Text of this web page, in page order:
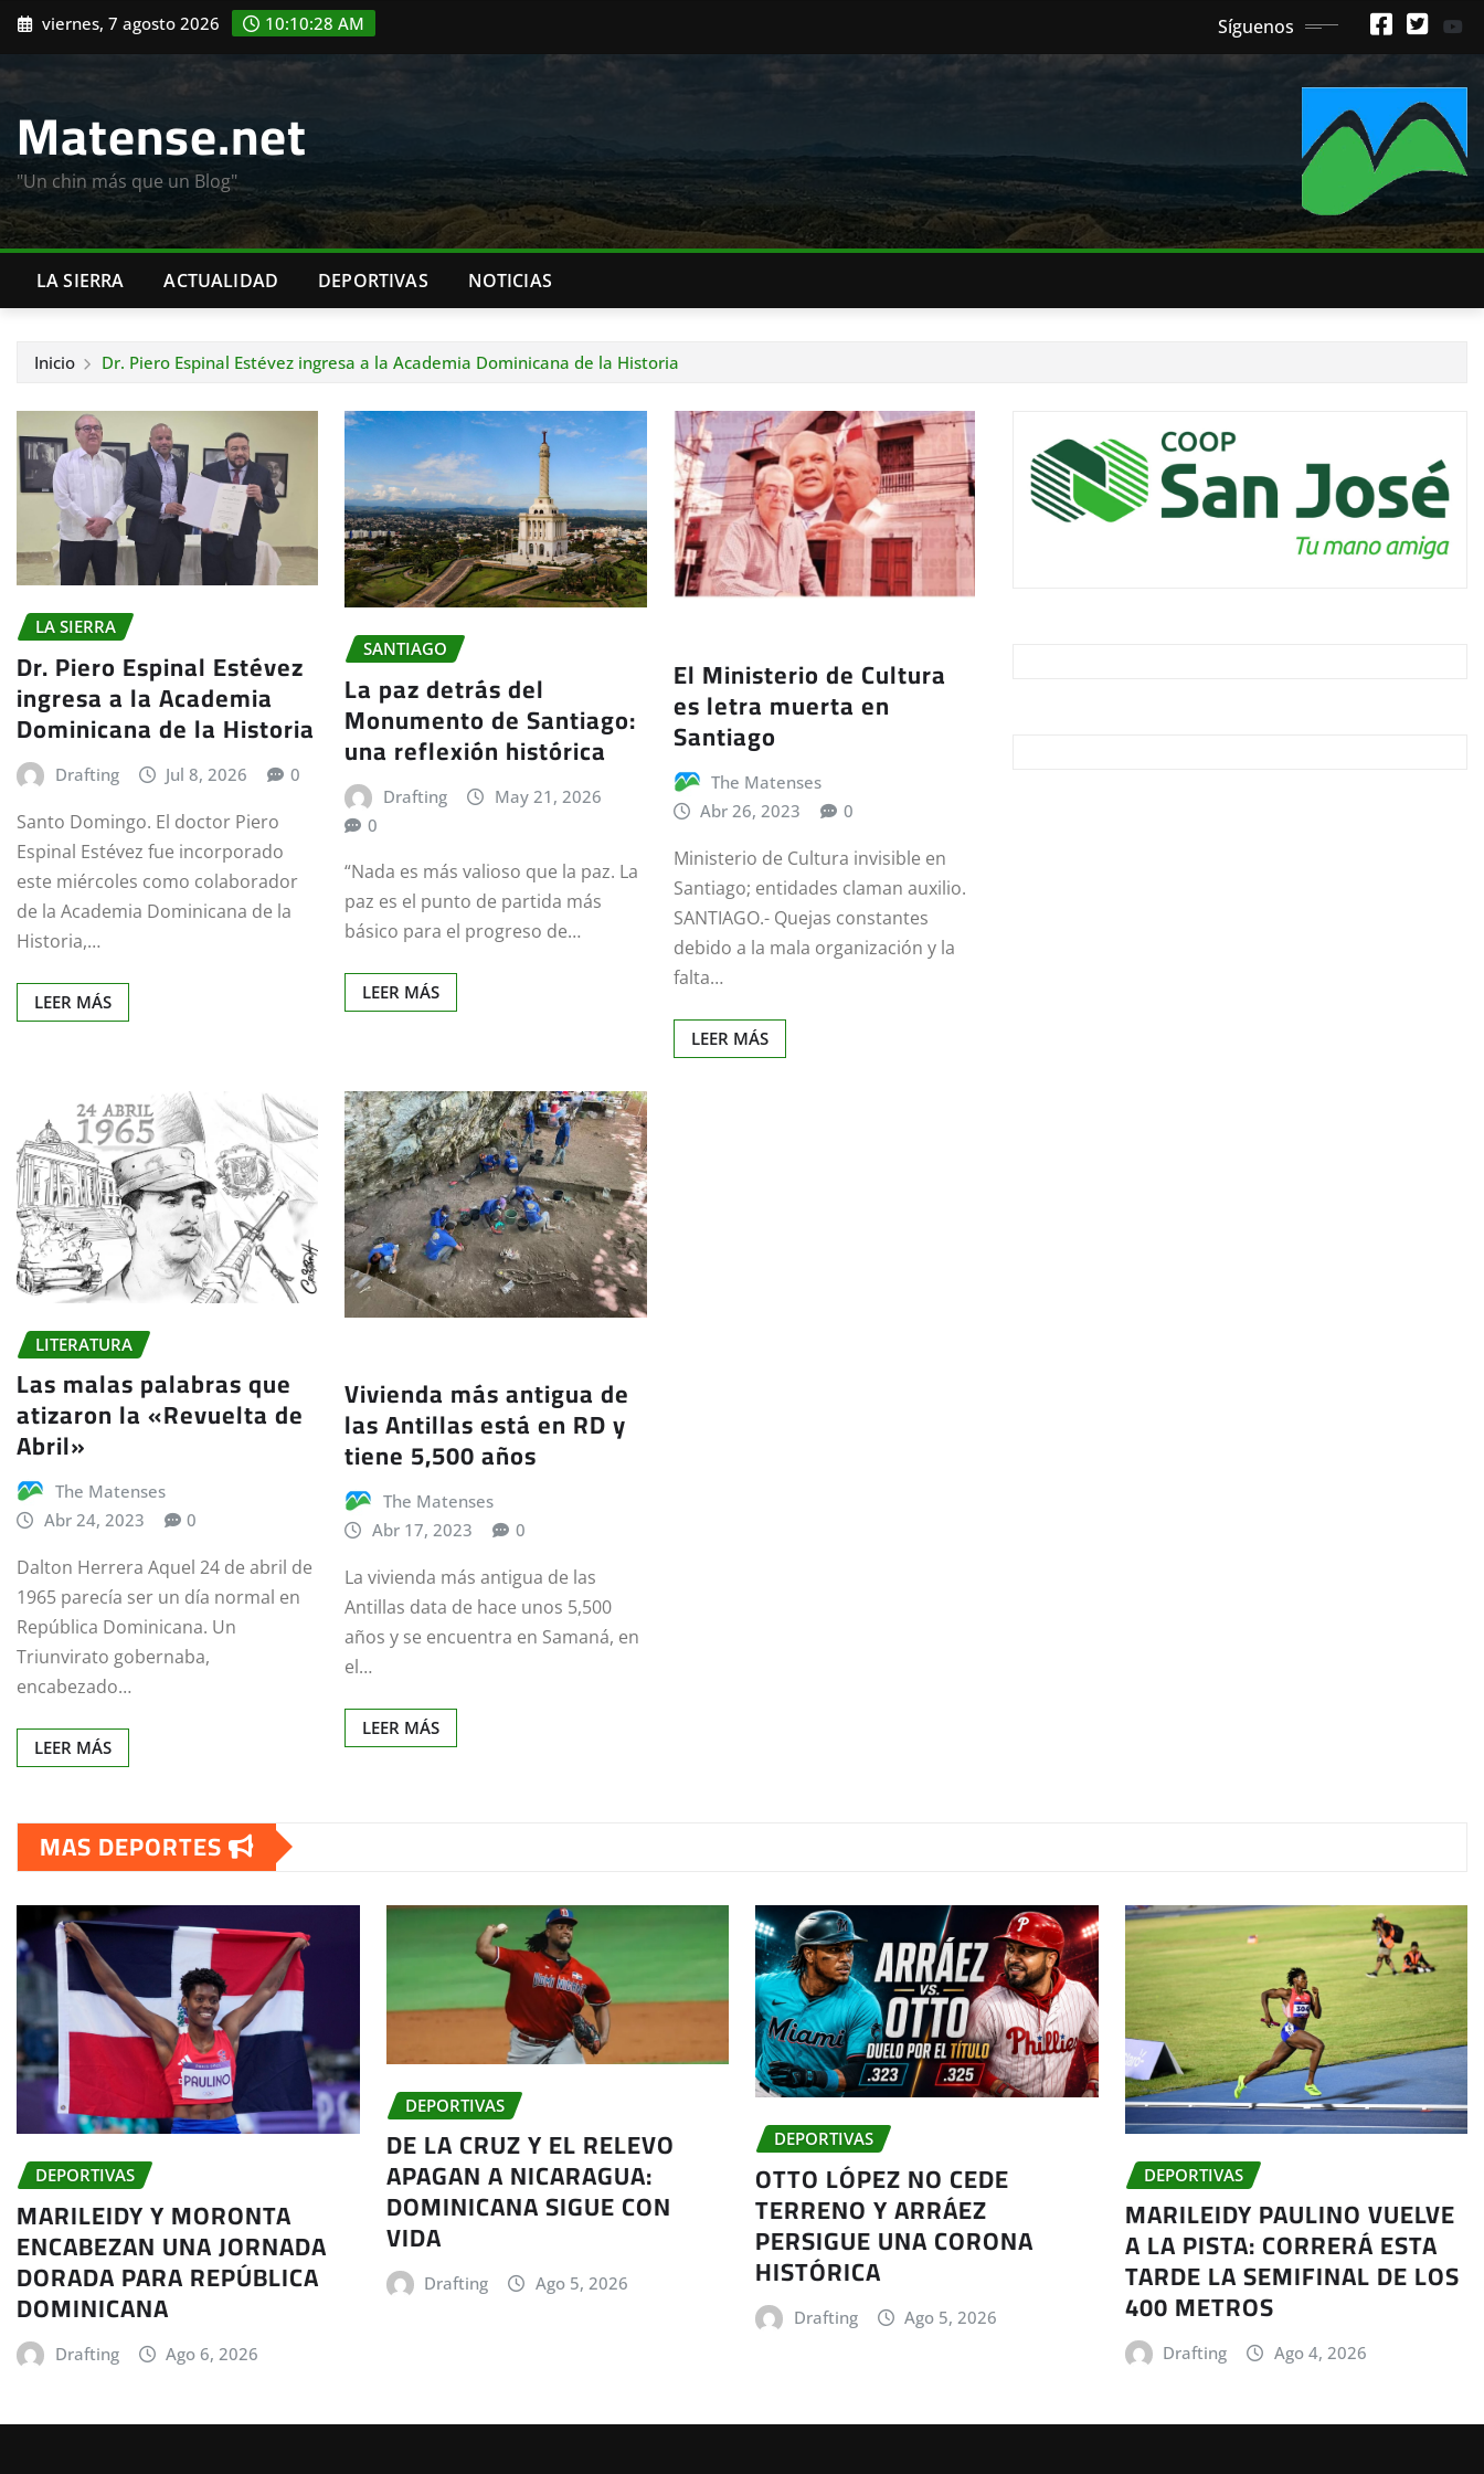
Saltar
contenido
viernes, 7 agosto 2026 10:10:29 AM Síguenos
Matense.net
"Un chin más que un Blog"
LA SIERRA ACTUALIDAD DEPORTIVAS NOTICIAS
Inicio Dr. Piero Espinal Estévez ingresa a la Academia Dominicana de la Historia
LA SIERRA
Dr. Piero Espinal Estévez
ingresa a la Academia
Dominicana de la Historia
Drafting Jul 8, 2026 0
Santo Domingo. El doctor Piero
Espinal Estévez fue incorporado
este miércoles como colaborador
de la Academia Dominicana de la
Historia,…
LEER MÁS
SANTIAGO
La paz detrás del
Monumento de Santiago:
una reflexión histórica
Drafting
May 21, 2026
0
“Nada es más valioso que la paz. La
paz es el punto de partida más
básico para el progreso de…
LEER MÁS
El Ministerio de Cultura
es letra muerta en
Santiago
The Matenses
Abr 26, 2023
0
Ministerio de Cultura invisible en
Santiago; entidades claman auxilio.
SANTIAGO.- Quejas constantes
debido a la mala organización y la
falta…
LEER MÁS
LITERATURA
Las malas palabras que
atizaron la «Revuelta de
Abril»
The Matenses
Abr 24, 2023
0
Dalton Herrera Aquel 24 de abril de
1965 parecía ser un día normal en
República Dominicana. Un
Triunvirato gobernaba,
encabezado…
LEER MÁS
Vivienda más antigua de
las Antillas está en RD y
tiene 5,500 años
The Matenses
Abr 17, 2023
0
La vivienda más antigua de las
Antillas data de hace unos 5,500
años y se encuentra en Samaná, en
el…
LEER MÁS
MAS DEPORTES
DEPORTIVAS
MARILEIDY Y MORONTA
ENCABEZAN UNA JORNADA
DORADA PARA REPÚBLICA
DOMINICANA
Drafting Ago 6, 2026
DEPORTIVAS
DE LA CRUZ Y EL RELEVO
APAGAN A NICARAGUA:
DOMINICANA SIGUE CON
VIDA
Drafting Ago 5, 2026
DEPORTIVAS
OTTO LÓPEZ NO CEDE
TERRENO Y ARRÁEZ
PERSIGUE UNA CORONA
HISTÓRICA
Drafting Ago 5, 2026
DEPORTIVAS
MARILEIDY PAULINO VUELVE
A LA PISTA: CORRERÁ ESTA
TARDE LA SEMIFINAL DE LOS
400 METROS
Drafting Ago 4, 2026